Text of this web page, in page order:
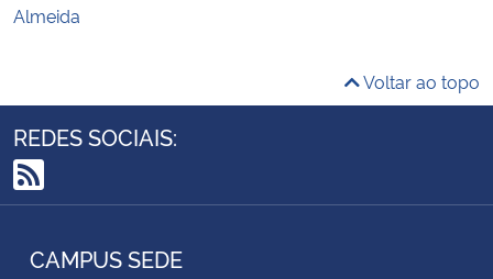
Almeida
Voltar ao topo
REDES SOCIAIS:
RSS
CAMPUS SEDE